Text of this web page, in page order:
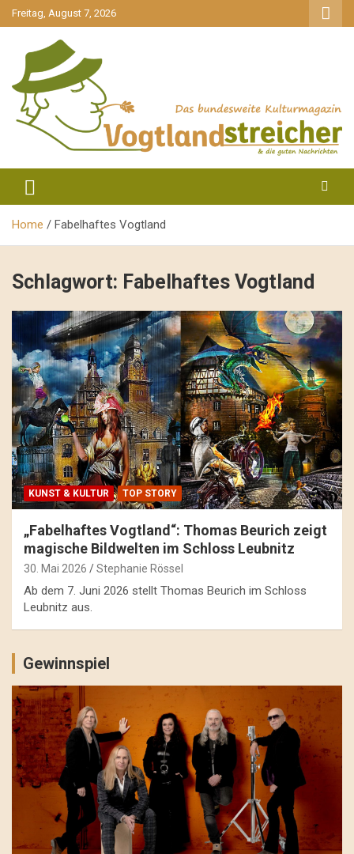
gehe
zum
Freitag, August 7, 2026
Vogtlandstreicher
Home Fabelhaftes Vogtland
Schlagwort: Fabelhaftes Vogtland
KUNST & KULTUR TOP STORY
„Fabelhaftes Vogtland“: Thomas Beurich zeigt
magische Bildwelten im Schloss Leubnitz
30. Mai 2026 Stephanie Rössel
Ab dem 7. Juni 2026 stellt Thomas Beurich im Schloss
Leubnitz aus.
Gewinnspiel